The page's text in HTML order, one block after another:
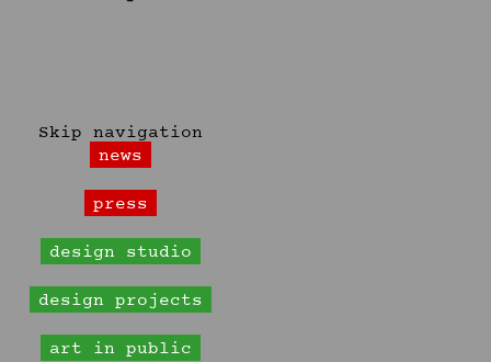
Skip navigation
news
press
design studio
design projects
art in public